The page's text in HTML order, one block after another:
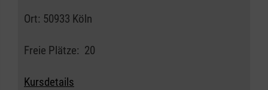
Ort: 50933 Köln
Freie Plätze: 20
Kursdetails